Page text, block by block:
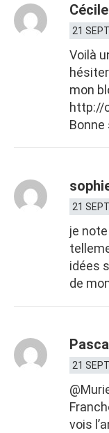
Cécile
21
Voilà
hésiter
mon
http://
Bonne
21
je
idées
de
21
vois